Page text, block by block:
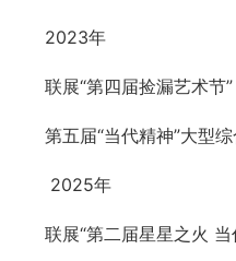
2023年
联展“第四届捡漏艺术节
第五届“当代精神”大型
2025年
联展“第二届星星之火